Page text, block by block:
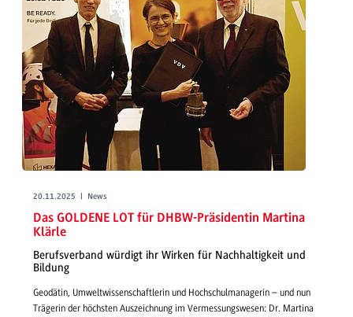
20.11.2025 | News
Das GOLDENE LOT für DHBW-Präsidentin Martina
Klärle
Berufsverband würdigt ihr Wirken für Nachhaltigkeit und
Bildung
Geodätin, Umweltwissenschaftlerin und Hochschulmanagerin – und nun
Trägerin der höchsten Auszeichnung im Vermessungswesen: Dr. Martina